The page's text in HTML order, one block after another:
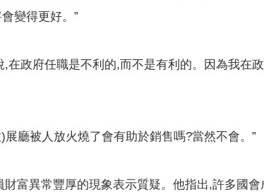
變得更好。”
在政府任職是不利的,而不是有利的。因為我在
展廳被人放火燒了會有助於銷售嗎?當然不會。”
財富異常豐厚的現象表示質疑。他指出,許多國